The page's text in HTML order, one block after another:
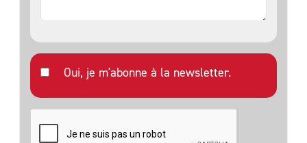
Oui, je m'abonne à la newsletter.